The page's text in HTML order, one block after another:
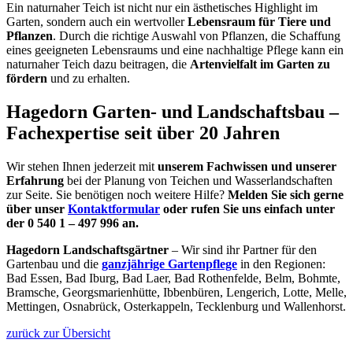
Ein naturnaher Teich ist nicht nur ein ästhetisches Highlight im
Garten, sondern auch ein wertvollerLebensraum für Tiere und
Pflanzen. Durch die richtige Auswahl von Pflanzen, die Schaffung
eines geeigneten Lebensraums und eine nachhaltige Pflege kann ein
naturnaher Teich dazu beitragen, die Artenvielfalt im Garten zu
fördern und zu erhalten.
Hagedorn Garten- und Landschaftsbau –
Fachexpertise seit über 20 Jahren
Wir stehen Ihnen jederzeit mit unserem Fachwissen und unserer
Erfahrung bei der Planung von Teichen und Wasserlandschaften
zur Seite. Sie benötigen noch weitere Hilfe? Melden Sie sich gerne
über unser Kontaktformular oder rufen Sie uns einfach unter
der 0 540 1 – 497 996 an.
Hagedorn Landschaftsgärtner – Wir sind ihr Partner für den
Gartenbau und die ganzjährige Gartenpflege in den Regionen:
Bad Essen, Bad Iburg, Bad Laer, Bad Rothenfelde, Belm, Bohmte,
Bramsche, Georgsmarienhütte, Ibbenbüren, Lengerich, Lotte, Melle,
Mettingen, Osnabrück, Osterkappeln, Tecklenburg und Wallenhorst.
zurück zur Übersicht